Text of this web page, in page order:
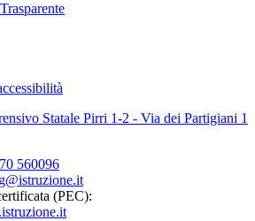
Statale Pirri 1-2 - Via dei Partigiani 1
560096
(PEC):